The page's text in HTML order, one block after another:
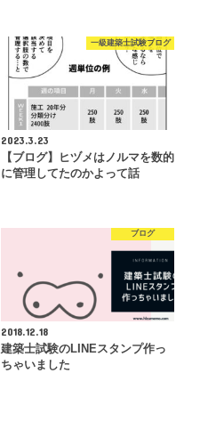
一級建築士試験ブログ
2023.3.23
【ブログ】ヒヅメはノルマを数的
に管理してたのかよって話
ブログ
2018.12.18
建築士試験のLINEスタンプ作っ
ちゃいました